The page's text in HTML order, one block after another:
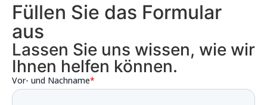
Füllen Sie das Formular
aus
Lassen Sie uns wissen, wie wir
Ihnen helfen können.